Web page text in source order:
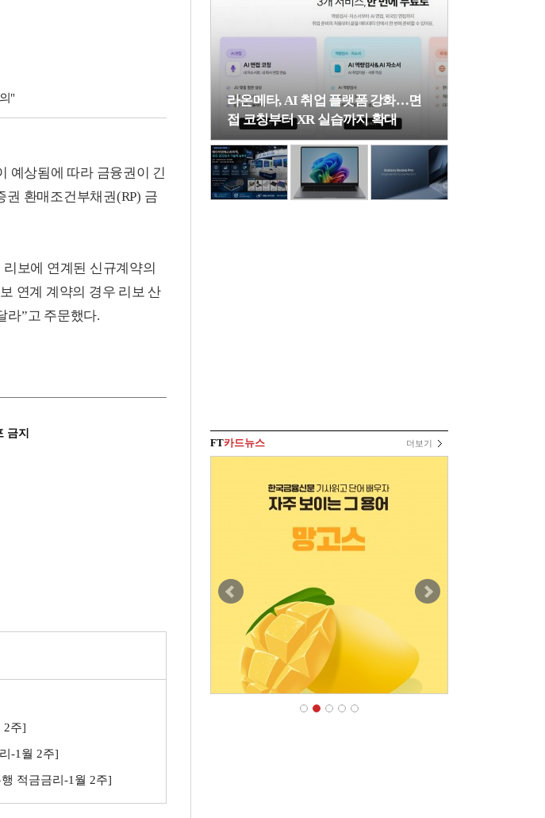
"
예상됨에 따라 금융권이 긴
권 환매조건부채권(RP) 금
보에 연계된 신규계약의
연계 계약의 경우 리보 산
라”고 주문했다.
금지
2주]
-1월 2주]
적금금리-1월 2주]
라온메타, AI 취업 플랫폼 강화…면
접 코칭부터 XR 실습까지 확대
FT카드뉴스 더보기